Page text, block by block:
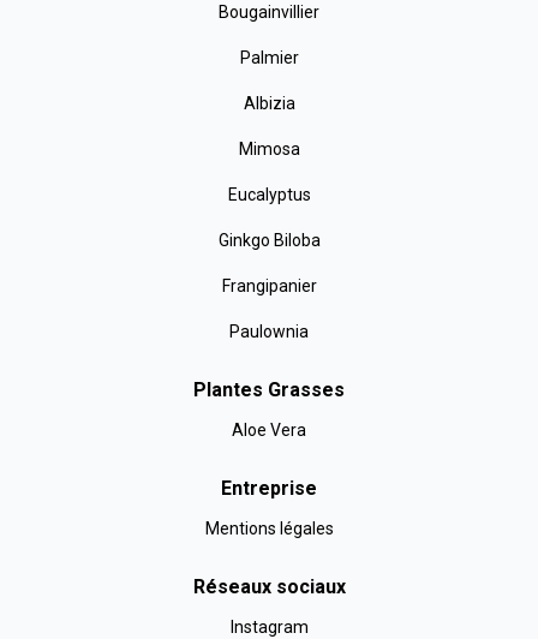
Bougainvillier
Palmier
Albizia
Mimosa
Eucalyptus
Ginkgo Biloba
Frangipanier
Paulownia
Plantes Grasses
Aloe Vera
Entreprise
Mentions légales
Réseaux sociaux
Instagram